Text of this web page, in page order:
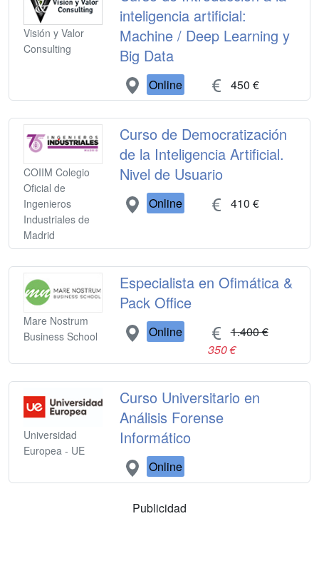
Visión y Valor
Consulting
inteligencia artificial:
Machine / Deep Learning y
Big Data
Online 450 €
COIIM Colegio
Oficial de
Ingenieros
Industriales de
Madrid
Curso de Democratización
de la Inteligencia Artificial.
Nivel de Usuario
Online 410 €
Mare Nostrum
Business School
Especialista en Ofimática &
Pack Office
Online
1.400 €
350 €
Universidad
Europea - UE
Curso Universitario en
Análisis Forense
Informático
Online
Publicidad